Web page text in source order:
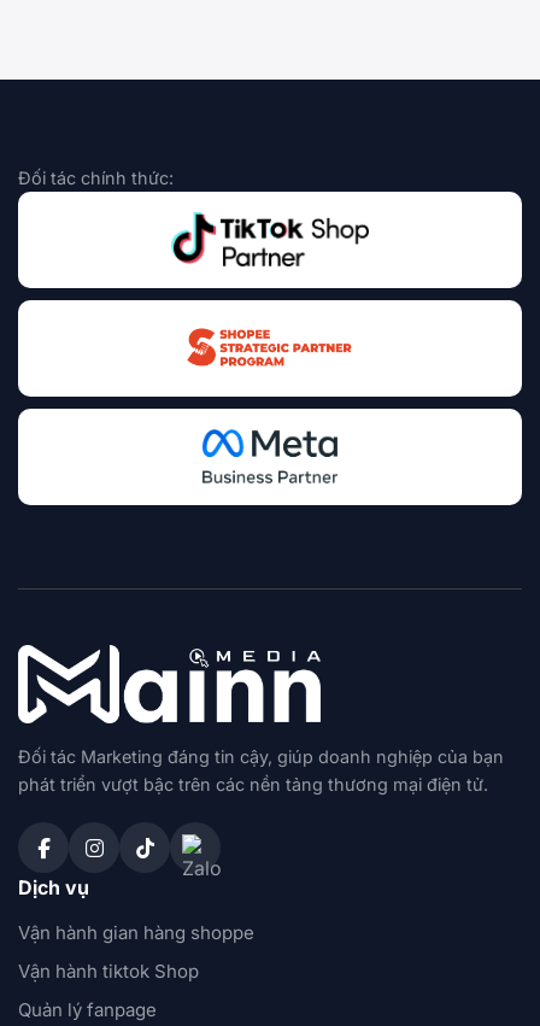
Đối tác chính thức:
Đối tác Marketing đáng tin cậy, giúp doanh nghiệp của bạn
phát triển vượt bậc trên các nền tảng thương mại điện tử.
Dịch vụ
Vận hành gian hàng shoppe
Vận hành tiktok Shop
Quản lý fanpage